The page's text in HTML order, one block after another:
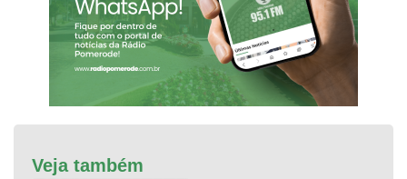
Veja também